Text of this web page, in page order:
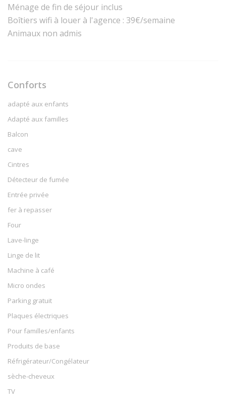
Ménage de fin de séjour inclus
Boîtiers wifi à louer à l'agence : 39€/semaine
Animaux non admis
Conforts
adapté aux enfants
Adapté aux familles
Balcon
cave
Cintres
Détecteur de fumée
Entrée privée
fer à repasser
Four
Lave-linge
Linge de lit
Machine à café
Micro ondes
Parking gratuit
Plaques électriques
Pour familles/enfants
Produits de base
Réfrigérateur/Congélateur
sèche-cheveux
TV